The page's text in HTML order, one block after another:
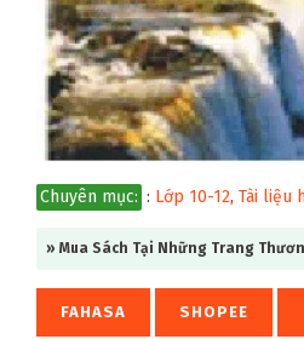
Chuyên mục: : Lớp 10-12, Tài liệu
» Mua Sách Tại Những Trang
FAHASA SHOPEE